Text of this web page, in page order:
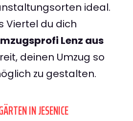
ideal.
Viertel du dich
Lenz aus
deinen Umzug so
zu gestalten.
IN JESENICE